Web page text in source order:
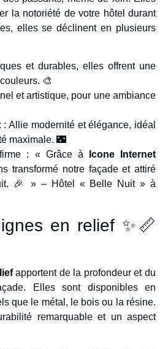
la notoriété de votre hôtel durant
elles se déclinent en plusieurs
et durables, elles offrent une
🎨
et artistique, pour une ambiance
: Allie modernité et élégance, idéal
maximale. 🌃
: « Grâce à
Icone Internet
transformé notre façade et attiré
🎉 » – Hôtel « Belle Nuit » à
en relief ✨📏
apportent de la profondeur et du
Elles sont disponibles en
que le métal, le bois ou la résine.
remarquable et un aspect